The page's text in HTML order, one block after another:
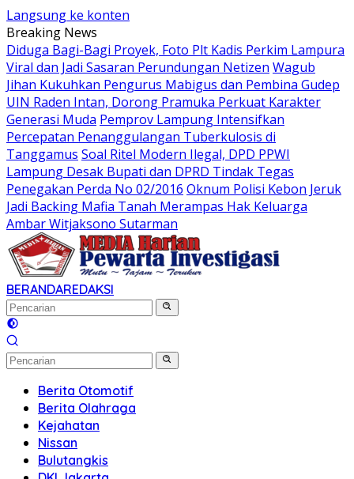
Langsung ke konten
Breaking News
Diduga Bagi-Bagi Proyek, Foto Plt Kadis Perkim Lampura
Viral dan Jadi Sasaran Perundungan Netizen Wagub
Jihan Kukuhkan Pengurus Mabigus dan Pembina Gudep
UIN Raden Intan, Dorong Pramuka Perkuat Karakter
Generasi Muda Pemprov Lampung Intensifkan
Percepatan Penanggulangan Tuberkulosis di
Tanggamus Soal Ritel Modern Ilegal, DPD PPWI
Lampung Desak Bupati dan DPRD Tindak Tegas
Penegakan Perda No 02/2016 Oknum Polisi Kebon Jeruk
Jadi Backing Mafia Tanah Merampas Hak Keluarga
Ambar Witjaksono Sutarman
BERANDAREDAKSI
Berita Otomotif
Berita Olahraga
Kejahatan
Nissan
Bulutangkis